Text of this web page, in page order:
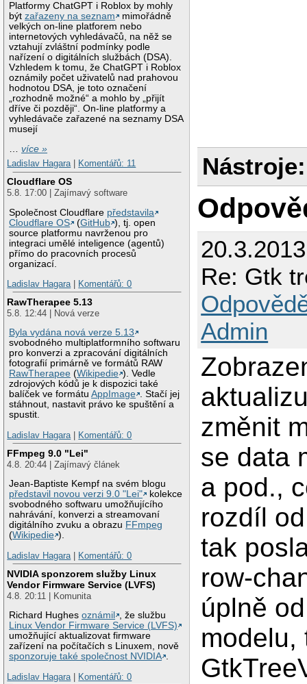
Platformy ChatGPT i Roblox by mohly
býtzařazeny na seznam
mimořádně
velkých on-line platforem nebo
internetových vyhledávačů, na něž se
vztahují zvláštní podmínky podle
nařízení o digitálních službách (DSA).
Vzhledem k tomu, že ChatGPT i Roblox
oznámily počet uživatelů nad prahovou
hodnotou DSA, je toto označení
„rozhodně možné“ a mohlo by „přijít
dříve či později“. On-line platformy a
vyhledávače zařazené na seznamy DSA
musejí
…více »
Ladislav Hagara| Komentářů: 11
Cloudflare OS
5.8. 17:00 | Zajímavý software
Společnost Cloudflare představila
Cloudflare OS
(GitHub ), tj. open
source platformu navrženou pro
integraci umělé inteligence (agentů)
přímo do pracovních procesů
organizací.
Ladislav Hagara| Komentářů: 0
RawTherapee 5.13
5.8. 12:44 | Nová verze
Byla vydána nová verze 5.13
svobodného multiplatformního softwaru
pro konverzi a zpracování digitálních
fotografií primárně ve formátů RAW
RawTherapee (Wikipedie ). Vedle
zdrojových kódů je k dispozici také
balíček ve formátuAppImage . Stačí jej
stáhnout, nastavit právo ke spuštění a
spustit.
Ladislav Hagara| Komentářů: 0
FFmpeg 9.0 "Lei"
4.8. 20:44 | Zajímavý článek
Jean-Baptiste Kempf na svém blogu
představil novou verzi 9.0 "Lei"
kolekce
svobodného softwaru umožňujícího
nahrávání, konverzi a streamovaní
digitálního zvuku a obrazu FFmpeg
(Wikipedie ).
Ladislav Hagara| Komentářů: 0
NVIDIA sponzorem služby Linux
Vendor Firmware Service (LVFS)
4.8. 20:11 | Komunita
Richard Hughesoznámil
, že službu
Linux Vendor Firmware Service (LVFS)
umožňující aktualizovat firmware
zařízení na počítačích s Linuxem, nově
sponzoruje také společnost NVIDIA .
Ladislav Hagara| Komentářů: 0
Nástroje:
Re: Gtk
Admin
změnit
se data
a pod.,
rozdíl
tak
row-
úplně
modelu,